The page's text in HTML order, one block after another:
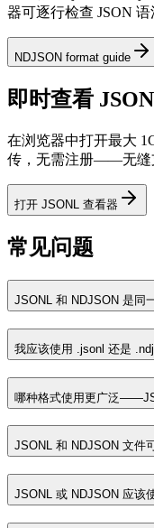
器可逐行检查 JSON 语
NDJSON format guide
即时查看
在浏览器中打开最大
传，无需注册——无缝
打开 JSONL 查看器
常见问题
JSONL 和 NDJSON 是同
我应该使用 .jsonl 还是
哪种格式使用更广泛
JSONL 和 NDJSON 文件
JSONL 或 NDJSON 应该